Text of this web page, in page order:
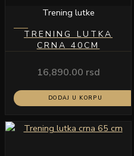
Trening lutke
TRENING LUTKA
CRNA 40CM
16,890.00 rsd
DODAJ U KORPU